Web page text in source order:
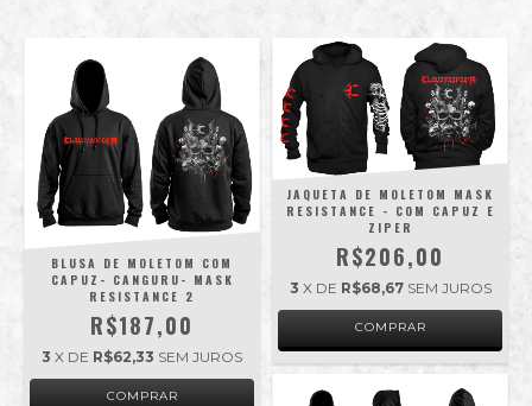
BLUSA DE MOLETOM COM
CAPUZ- CANGURU- MASK
RESISTANCE 2
R$187,00
3 X DE R$62,33 SEM JUROS
COMPRAR
JAQUETA DE MOLETOM MASK
RESISTANCE - COM CAPUZ E
ZIPER
R$206,00
3 X DE R$68,67 SEM JUROS
COMPRAR